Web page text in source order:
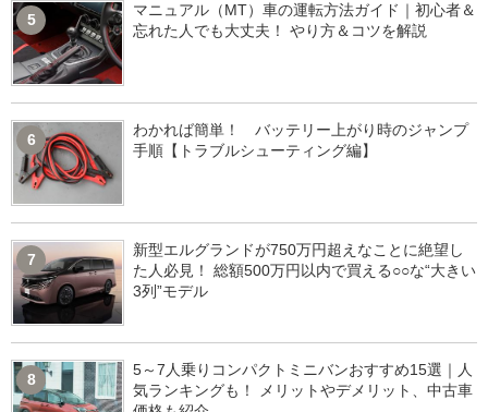
5
マニュアル（MT）車の運転方法ガイド｜初心者＆
忘れた人でも大丈夫！ やり方＆コツを解説
6
わかれば簡単！ バッテリー上がり時のジャンプ
手順【トラブルシューティング編】
7
新型エルグランドが750万円超えなことに絶望し
た人必見！ 総額500万円以内で買える○○な“大きい
3列”モデル
8
5～7人乗りコンパクトミニバンおすすめ15選｜人
気ランキングも！ メリットやデメリット、中古車